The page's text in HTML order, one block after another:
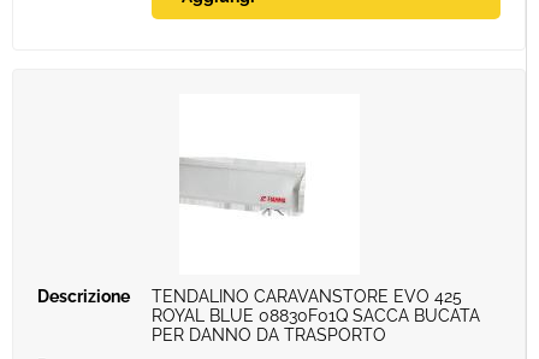
TENDALINO CARAVANSTORE EVO 425
ROYAL BLUE 08830F01Q SACCA BUCATA
PER DANNO DA TRASPORTO